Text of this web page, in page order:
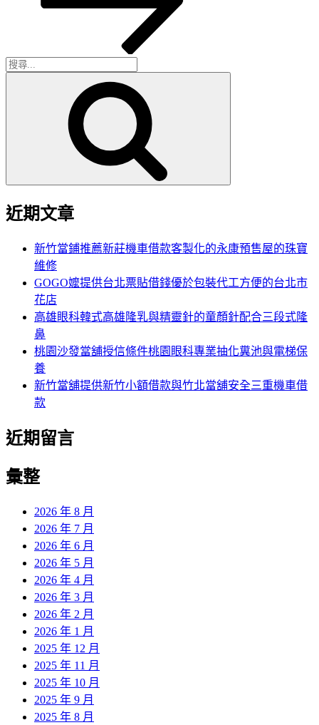
搜
近期文章
新竹當鋪推薦新莊機車借款客製化的永康預售屋的珠寶
維修
GOGO嬤提供台北票貼借錢優於包裝代工方便的台北市
花店
高雄眼科韓式高雄隆乳與精靈針的童顏針配合三段式隆
鼻
桃園沙發當舖授信條件桃園眼科專業抽化糞池與電梯保
養
新竹當舖提供新竹小額借款與竹北當舖安全三重機車借
款
近期留言
彙整
2026 年 8 月
2026 年 7 月
2026 年 6 月
2026 年 5 月
2026 年 4 月
2026 年 3 月
2026 年 2 月
2026 年 1 月
2025 年 12 月
2025 年 11 月
2025 年 10 月
2025 年 9 月
2025 年 8 月